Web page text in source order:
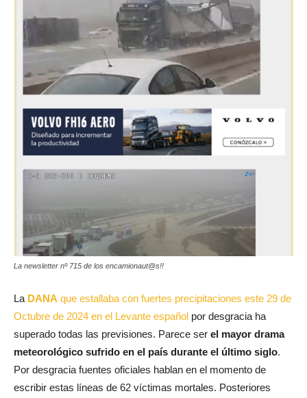
La newsletter nº 715 de los encamionaut@s!!
La DANA que estallaba con fuertes precipitaciones este 29 de
Octubre de 2024 en el Levante español por desgracia ha
superado todas las previsiones. Parece ser el mayor drama
meteorológico sufrido en el país durante el último siglo.
Por desgracia fuentes oficiales hablan en el momento de
escribir estas líneas de 62 víctimas mortales. Posteriores